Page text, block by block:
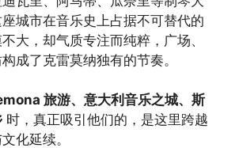
城市在音乐史上占据不可替代的
大，却气质专注而纯粹，广场、
成了克雷莫纳独有的节奏。
旅游、意大利音乐之城、斯
时，真正吸引他们的，是这里跨越
化延续。